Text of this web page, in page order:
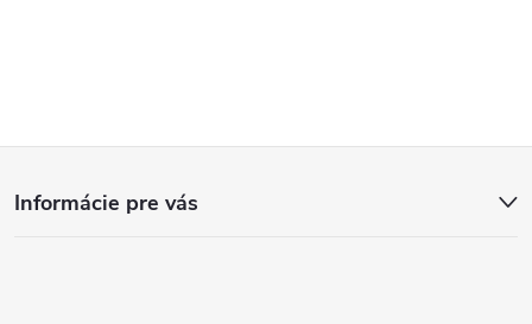
Informácie pre vás